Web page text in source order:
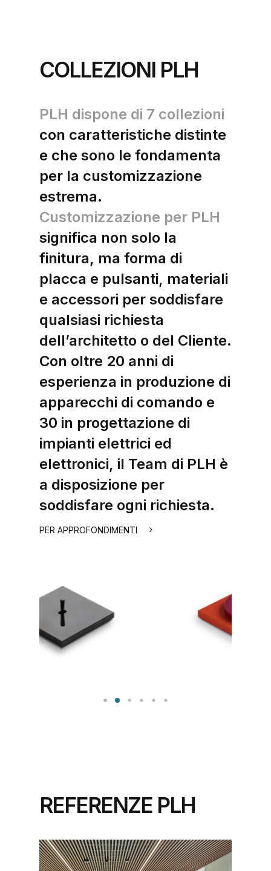
COLLEZIONI PLH
PLH dispone di 7 collezioni
con caratteristiche distinte
e che sono le fondamenta
per la customizzazione
estrema.
Customizzazione per PLH
significa non solo la
finitura, ma forma di
placca e pulsanti, materiali
e accessori per soddisfare
qualsiasi richiesta
dell’architetto o del Cliente.
Con oltre 20 anni di
esperienza in produzione di
apparecchi di comando e
30 in progettazione di
impianti elettrici ed
elettronici, il Team di PLH è
a disposizione per
soddisfare ogni richiesta.
PER APPROFONDIMENTI
REFERENZE PLH